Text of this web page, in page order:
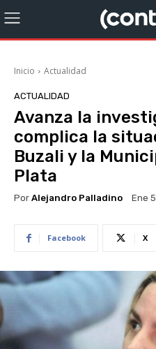
Inicio Actualidad
ACTUALIDAD
Avanza la
complica la
Buzali y la
Plata
Por Alejandro Palladino Ene
Facebook X